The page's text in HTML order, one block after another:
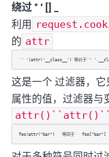
绕过 " ' [] _
利用
的 attr
`' '|attr('__class__')`等价于`'
这是一个 过滤器，
属性的值，过滤器与
foo|attr("bar") 等同于 foo["bar"]